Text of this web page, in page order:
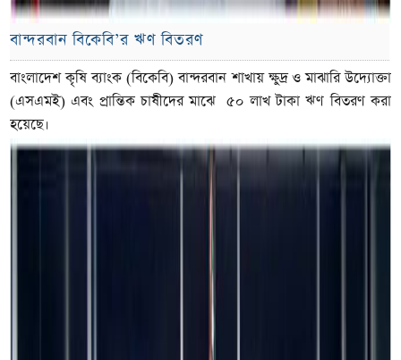
বান্দরবান বিকেবি’র ঋণ বিতরণ
বাংলাদেশ কৃষি ব্যাংক (বিকেবি) বান্দরবান শাখায় ক্ষুদ্র ও মাঝারি উদ্যোক্তা
(এসএমই) এবং প্রান্তিক চাষীদের মাঝে ৫০ লাখ টাকা ঋণ বিতরণ করা
হয়েছে।